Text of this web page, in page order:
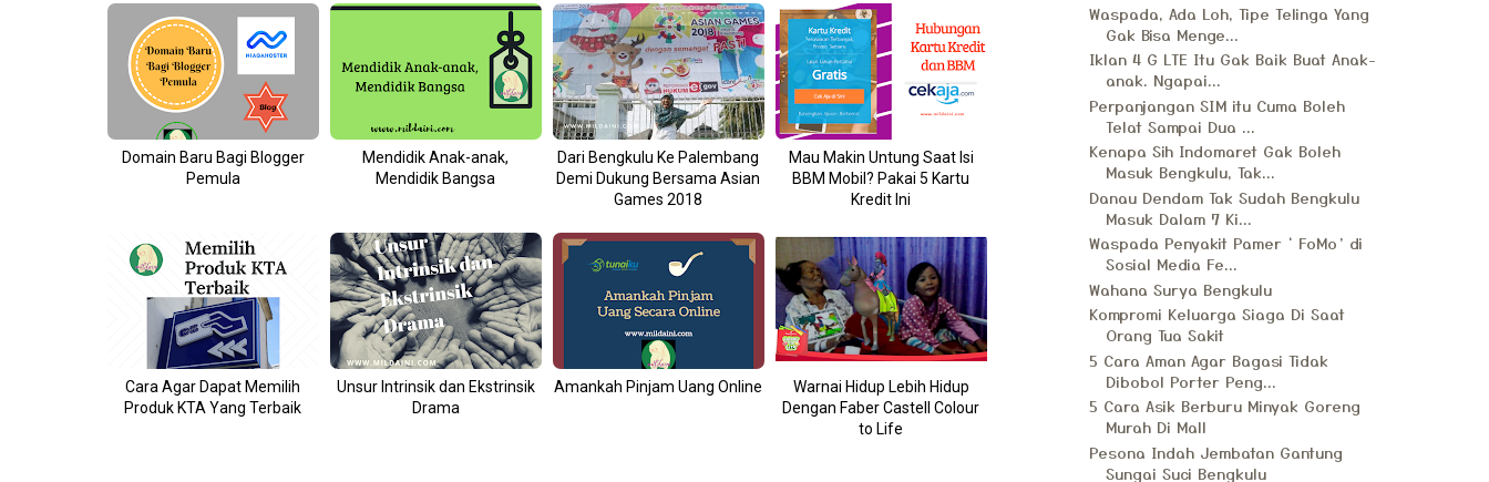
Domain Baru Bagi Blogger
Pemula
Mendidik Anak-anak,
Mendidik Bangsa
Dari Bengkulu Ke Palembang
Demi Dukung Bersama Asian
Games 2018
Mau Makin Untung Saat Isi
BBM Mobil? Pakai 5 Kartu
Kredit Ini
Cara Agar Dapat Memilih
Produk KTA Yang Terbaik
Unsur Intrinsik dan Ekstrinsik
Drama
Amankah Pinjam Uang Online
Warnai Hidup Lebih Hidup
Dengan Faber Castell Colour
to Life
Waspada, Ada Loh, Tipe Telinga Yang
Gak Bisa Menge...
Iklan 4 G LTE Itu Gak Baik Buat Anak-
anak. Ngapai...
Perpanjangan SIM itu Cuma Boleh
Telat Sampai Dua ...
Kenapa Sih Indomaret Gak Boleh
Masuk Bengkulu, Tak...
Danau Dendam Tak Sudah Bengkulu
Masuk Dalam 7 Ki...
Waspada Penyakit Pamer ‘ FoMo’ di
Sosial Media Fe...
Wahana Surya Bengkulu
Kompromi Keluarga Siaga Di Saat
Orang Tua Sakit
5 Cara Aman Agar Bagasi Tidak
Dibobol Porter Peng...
5 Cara Asik Berburu Minyak Goreng
Murah Di Mall
Pesona Indah Jembatan Gantung
Sungai Suci Bengkulu